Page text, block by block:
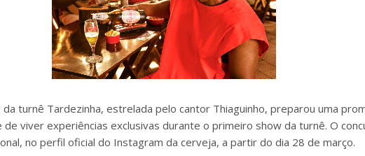
turnê Tardezinha, estrelada pelo cantor Thiaguinho, preparou uma
de viver experiências exclusivas durante o primeiro show da turnê. O
no perfil oficial do Instagram da cerveja, a partir do dia 28 de março.